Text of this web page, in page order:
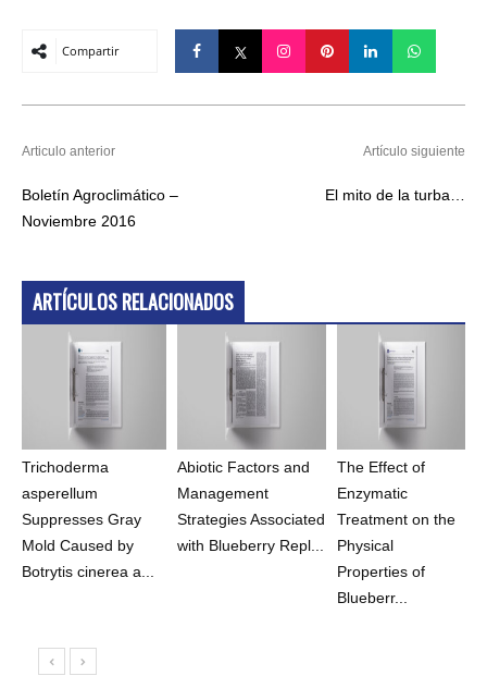
Compartir
Articulo anterior
Boletín Agroclimático –
Noviembre 2016
Artículo siguiente
El mito de la turba…
ARTÍCULOS RELACIONADOS
Trichoderma
asperellum
Suppresses Gray
Mold Caused by
Botrytis cinerea a...
Abiotic Factors and
Management
Strategies Associated
with Blueberry Repl...
The Effect of
Enzymatic
Treatment on the
Physical
Properties of
Blueberr...